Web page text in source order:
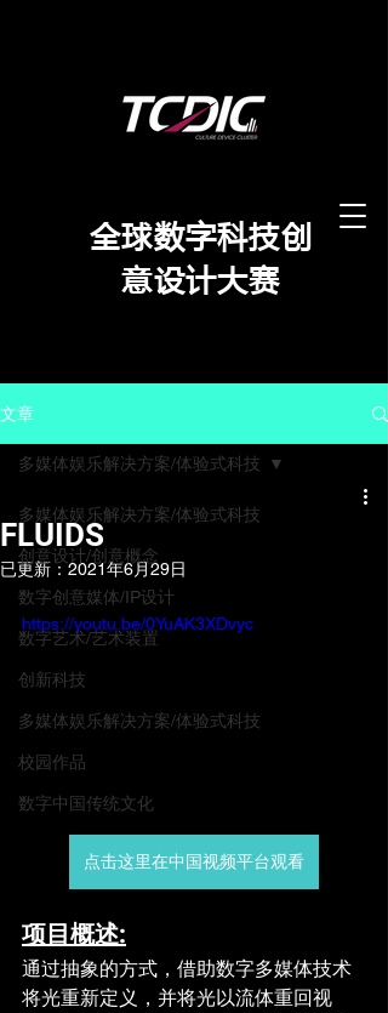
​全球数字科技创
意设计大赛
文章
多媒体娱乐解决方案/体验式科技
创意设计/创意概念
数字创意媒体/IP设计
数字艺术/艺术装置
创新科技
多媒体娱乐解决方案/体验式科技
校园作品
数字中国传统文化
多媒体娱乐解决方案/体验式科技
FLUIDS
已更新：2021年6月29日
https://youtu.be/0YuAK3XDvyc
点击这里在中国视频平台观看
项目概述:
通过抽象的方式，借助数字多媒体技术
将光重新定义，并将光以流体重回视